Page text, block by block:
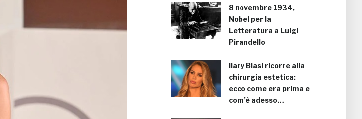
8 novembre 1934,
Nobel per la
Letteratura a Luigi
Pirandello
Ilary Blasi ricorre alla
chirurgia estetica:
ecco come era prima e
com’è adesso…